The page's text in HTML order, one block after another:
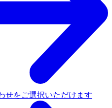
せをご選択いただけます